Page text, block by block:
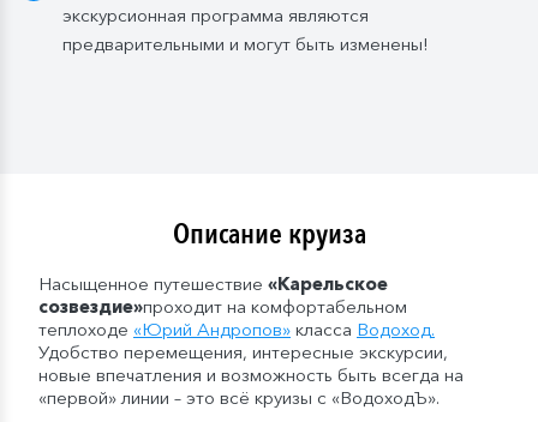
— в рейсах от 16 до 20 дней включительно: 3
бутылки (1,5 л.);
экскурсионная программа являются
предварительными и могут быть изменены!
Описание круиза
Насыщенное путешествие «Карельское
созвездие»проходит на комфортабельном
теплоходе «Юрий Андропов» класса Водоход.
Удобство перемещения, интересные экскурсии,
новые впечатления и возможность быть всегда на
«первой» линии – это всё круизы с «ВодоходЪ».